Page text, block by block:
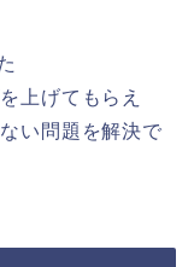
上げてもらえ
い問題を解決で